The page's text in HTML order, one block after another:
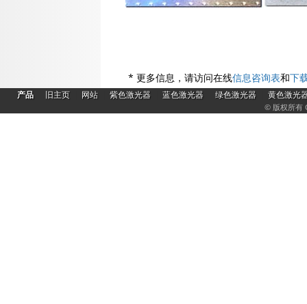
* 更多信息，请访问在线信息咨询表和下
产品 旧主页 网站 紫色激光器 蓝色激光器 绿色激光器
黄色激光
© 版权所有